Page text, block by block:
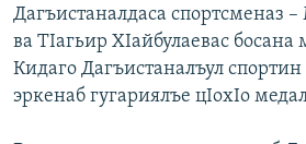
Дагъистаналдаса спортсменаз
ва ТIагьир ХIайбулаевас босана
Кидаго Дагъистаналъул
эркенаб гугариялъе цIохIо